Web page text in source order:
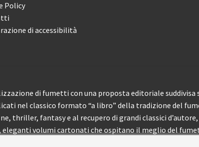
Policy
di accessibilità
di fumetti con una proposta editoriale
nel classico formato “a libro” della tradizione del
thriller, fantasy e al recupero di grandi classici
volumi cartonati che ospitano il meglio del